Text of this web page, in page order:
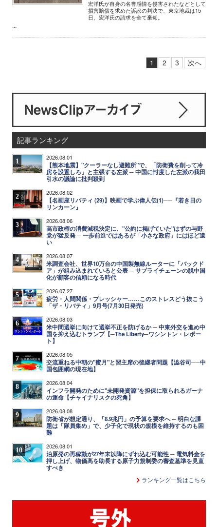
宏洋氏が自身の名誉感情を侵害されたなどとして
損害賠償を求めた訴訟の判決で、東京地裁は15
日、宏洋氏の請求を全て棄却。
...
1 2 3 次へ
記事ランキング
1 2026.08.01
【熊本地震】"クーラーなし避難所"で、「防衛費を削って冷
房を設置しろ」と主張する左派 ─ 中国に忖度した左派の我田
引水の議論に批判殺到
2 2026.08.02
【名画座リバティ (29)】映画で学ぶ偉人伝(1)──『若き日の
リンカーン』
3 2026.08.06
高市政権の消費減税決定に、"公約に掲げていた"はずの与野
党が猛反発 ─ 一歩前進ではあるが「小さな政府」にはほど遠
い
4 2026.08.07
米調査会社、世界10万台の中国製無線ルーターに「バックド
ア」が組み込まれていると公表 ─ サプライチェーンの脱中国
化が顧客の信頼になる時代
5 2026.07.27
疲労・人間関係・プレッシャー……このストレスどう抜こう
「ザ・リバティ」9月号(7月30日発売)
6 2026.08.03
米中間選挙に向けて選挙不正を防げるか ─ 中東外交を進め中
国を抑え込むトランプ【─The Liberty─ワシントン・レポー
ト】
7 2026.08.05
交流重ねる中朝の"蜜月"と習主席の後継者問題【澁谷司──中
国包囲網の現在地】
8 2026.08.04
インフラ開発のために"未開発資源"を担保に取られるガーナ
の運命【チャイナリスクの死角】
9 2026.08.08
防衛省が想定通り、「8.9兆円」の予算を要求へ ─ 明白な課
題は「隊員集め」で、少子化で現状の規模を維持するのも困
難
10 2026.08.01
泊原発の再稼動が27年末以降にずれ込む可能性 ─ 電気料金を
押し上げ、物価高を助長する原子力規制委の審査基準を見直
すべき
ランキング一覧はこちら